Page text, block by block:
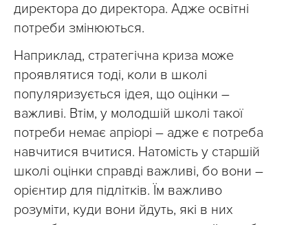
директора до директора. Адже освітні
потреби змінюються.
Наприклад, стратегічна криза може
проявлятися тоді, коли в школі
популяризується ідея, що оцінки –
важливі. Втім, у молодшій школі такої
потреби немає апріорі – адже є потреба
навчитися вчитися. Натомість у старшій
школі оцінки справді важливі, бо вони –
орієнтир для підлітків. Їм важливо
розуміти, куди вони йдуть, які в них